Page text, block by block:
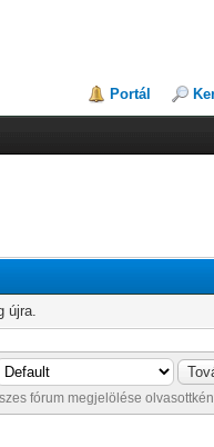
Portál
újra.
fórum megjelölése